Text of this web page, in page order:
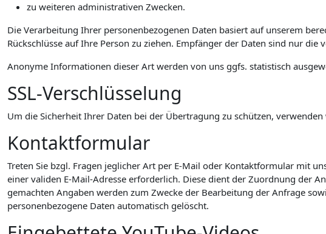
zu weiteren administrativen Zwecken.
Die Verarbeitung Ihrer personenbezogenen Daten basiert auf unserem
Rückschlüsse auf Ihre Person zu ziehen. Empfänger der Daten sind nur
Anonyme Informationen dieser Art werden von uns ggfs. statistisch
SSL-Verschlüsselung
Um die Sicherheit Ihrer Daten bei der Übertragung zu schützen,
Kontaktformular
Treten Sie bzgl. Fragen jeglicher Art per E-Mail oder Kontaktformular mit
einer validen E-Mail-Adresse erforderlich. Diese dient der Zuordnung der
gemachten Angaben werden zum Zwecke der Bearbeitung der Anfrage
personenbezogene Daten automatisch gelöscht.